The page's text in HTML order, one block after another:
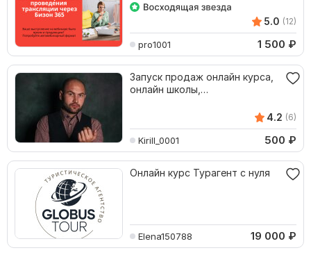
5.0 (12)
pro1001 1 500 ₽
Запуск продаж онлайн курса,
онлайн школы,
4.2 (6)
Kirill_0001 500 ₽
Онлайн курс Турагент с нуля
Elena150788 19 000 ₽